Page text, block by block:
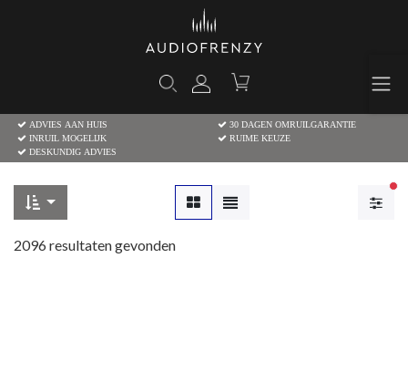
ADVIES AAN HUIS
30 DAGEN OMRUILGARANTIE
INRUIL MOGELIJK
RUIME KEUZE
DESKUNDIG ADVIES
2096resultaten gevonden